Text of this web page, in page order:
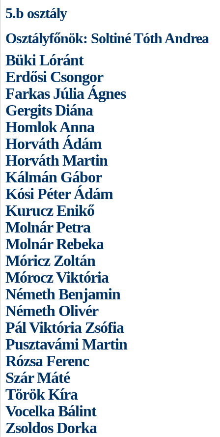
5.b osztály
Osztályfőnök: Soltiné Tóth Andrea
Büki Lóránt
Erdősi Csongor
Farkas Júlia Ágnes
Gergits Diána
Homlok Anna
Horváth Ádám
Horváth Martin
Kálmán Gábor
Kósi Péter Ádám
Kurucz Enikő
Molnár Petra
Molnár Rebeka
Móricz Zoltán
Mórocz Viktória
Németh Benjamin
Németh Olivér
Pál Viktória Zsófia
Pusztavámi Martin
Rózsa Ferenc
Szár Máté
Török Kíra
Vocelka Bálint
Zsoldos Dorka